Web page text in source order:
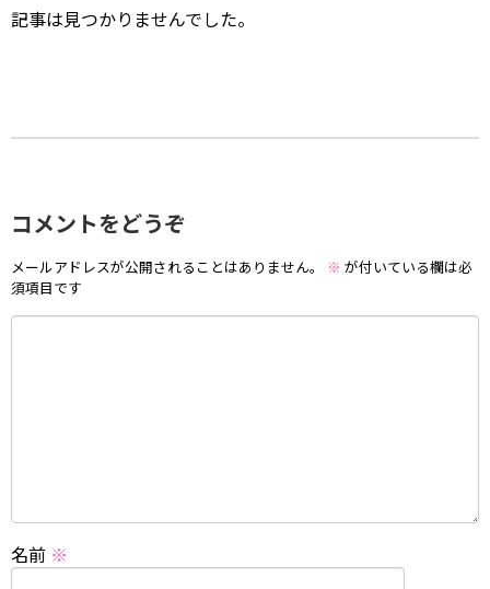
記事は見つかりませんでした。
コメントをどうぞ
メールアドレスが公開されることはありません。 ※ が付いている欄は必
須項目です
名前 ※